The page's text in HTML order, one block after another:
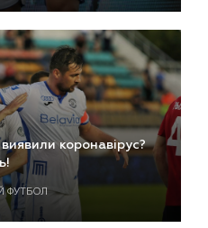
коронавірус?
ФУТБОЛ